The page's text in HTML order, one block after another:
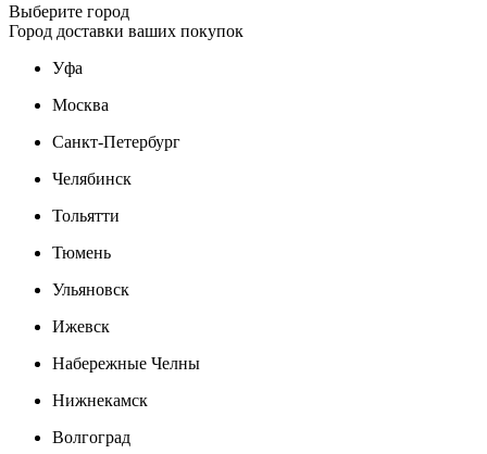
Выберите город
Город доставки ваших покупок
Уфа
Москва
Санкт-Петербург
Челябинск
Тольятти
Тюмень
Ульяновск
Ижевск
Набережные Челны
Нижнекамск
Волгоград